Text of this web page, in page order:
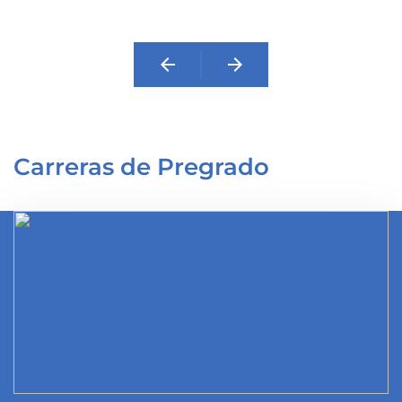
arrow_back arrow_forward
Carreras de Pregrado